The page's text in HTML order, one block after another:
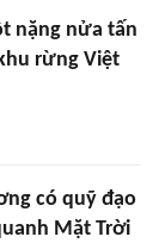
nặng nửa tấn
rừng Việt
có quỹ đạo
Mặt Trời